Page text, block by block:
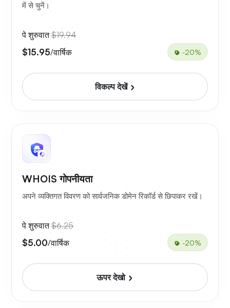
में से चुनें।
पे शुरुवात$19.94
$15.95/वार्षिक -20%
विकल्प देखें
WHOIS गोपनीयता
अपने व्यक्तिगत विवरण को सार्वजनिक डोमेन रिकॉर्ड से छिपाकर रखें।
पे शुरुवात$6.25
$5.00/वार्षिक -20%
ऊपर देखो